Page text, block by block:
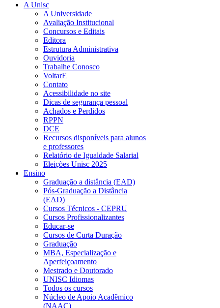
A Unisc
A Universidade
Avaliação Institucional
Concursos e Editais
Editora
Estrutura Administrativa
Ouvidoria
Trabalhe Conosco
VoltarE
Contato
Acessibilidade no site
Dicas de segurança pessoal
Achados e Perdidos
RPPN
DCE
Recursos disponíveis para alunos
e professores
Relatório de Igualdade Salarial
Eleições Unisc 2025
Ensino
Graduação a distância (EAD)
Pós-Graduação a Distância
(EAD)
Cursos Técnicos - CEPRU
Cursos Profissionalizantes
Educar-se
Cursos de Curta Duração
Graduação
MBA, Especialização e
Aperfeiçoamento
Mestrado e Doutorado
UNISC Idiomas
Todos os cursos
Núcleo de Apoio Acadêmico
(NAAC)